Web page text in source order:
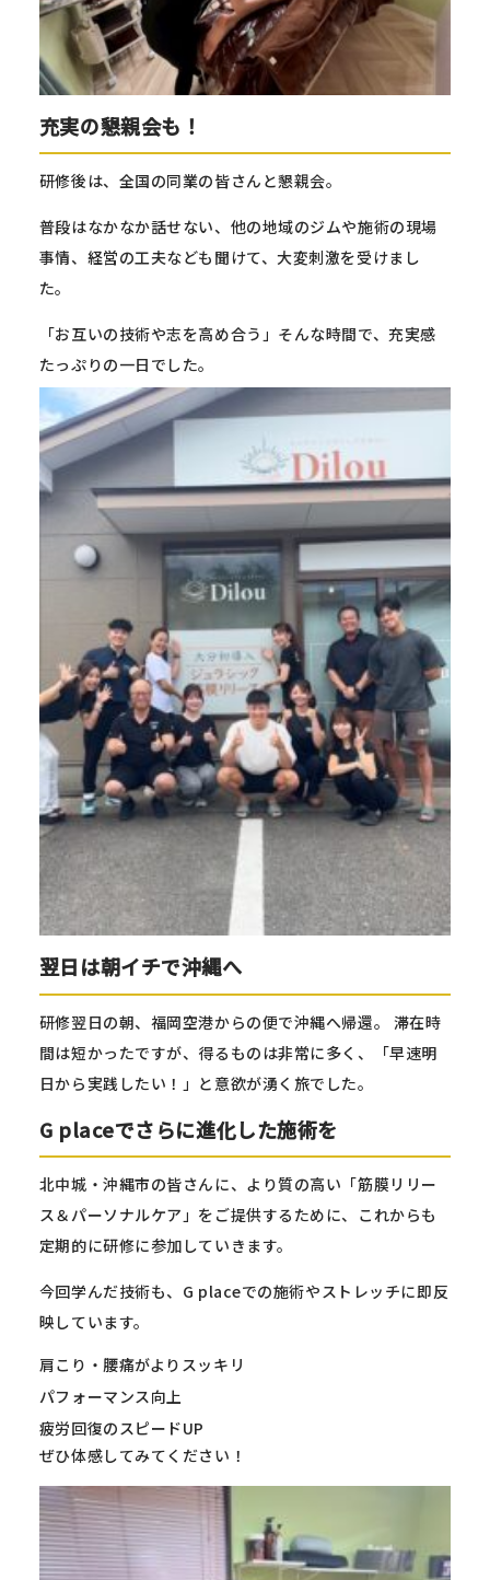
充実の懇親会も！
研修後は、全国の同業の皆さんと懇親会。
普段はなかなか話せない、他の地域のジムや施術の現場
事情、経営の工夫なども聞けて、大変刺激を受けまし
た。
「お互いの技術や志を高め合う」そんな時間で、充実感
たっぷりの一日でした。
翌日は朝イチで沖縄へ
研修翌日の朝、福岡空港からの便で沖縄へ帰還。 滞在時
間は短かったですが、得るものは非常に多く、「早速明
日から実践したい！」と意欲が湧く旅でした。
G placeでさらに進化した施術を
北中城・沖縄市の皆さんに、より質の高い「筋膜リリー
ス＆パーソナルケア」をご提供するために、これからも
定期的に研修に参加していきます。
今回学んだ技術も、G placeでの施術やストレッチに即反
映しています。
肩こり・腰痛がよりスッキリ
パフォーマンス向上
疲労回復のスピードUP
ぜひ体感してみてください！